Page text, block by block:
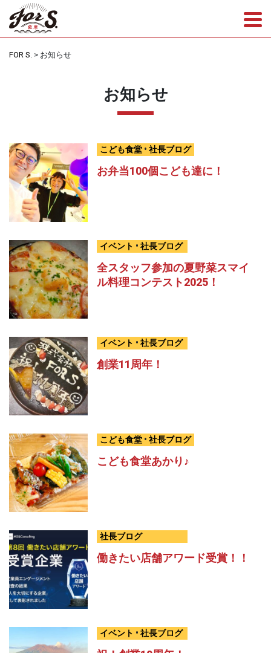
FOR S. > お知らせ
お知らせ
こども食堂 • 社長ブログ
お弁当100個こども達に！
イベント • 社長ブログ
全スタッフ参加の夏野菜スマイ
ル料理コンテスト2025！
イベント • 社長ブログ
創業11周年！
こども食堂 • 社長ブログ
こども食堂あかり♪
社長ブログ
働きたい店舗アワード受賞！！
イベント • 社長ブログ